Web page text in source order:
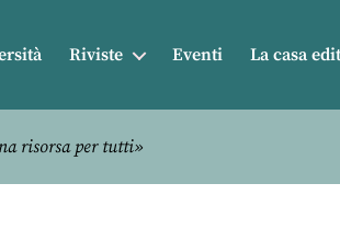
Riviste Eventi La casa
risorsa per tutti»